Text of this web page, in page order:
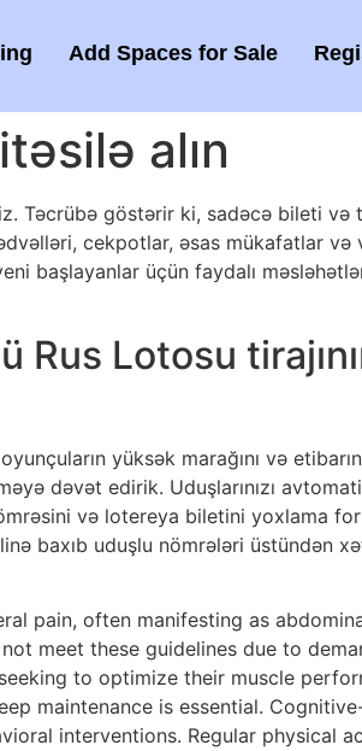
Add Spaces for Sale
alın
Təcrübə göstərir ki, sadəcə bileti və
cekpotlar, əsas mükafatlar
başlayanlar üçün faydalı
Lotosu
yüksək marağını və
dəvət edirik. Uduşlarınızı
və lotereya biletini yoxlama
baxıb uduşlu nömrələri üstündən
pain, often manifesting as
meet these guidelines due to
to optimize their muscle
maintenance is essential.
interventions. Regular physical